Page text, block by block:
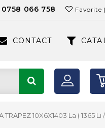
0758 066 758 Favorite
CONTACT
TRAPEZ 10X6X1403 La ( 1365 Li /